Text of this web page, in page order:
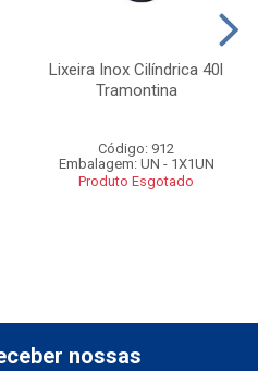
Lixeira Inox Cilíndrica 40l
Tramontina
Código: 912
Embalagem: UN - 1X1UN
Produto Esgotado
nossas